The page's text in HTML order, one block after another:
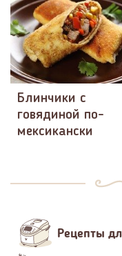
Блинчики с
говядиной по-
мексикански
Рецепты